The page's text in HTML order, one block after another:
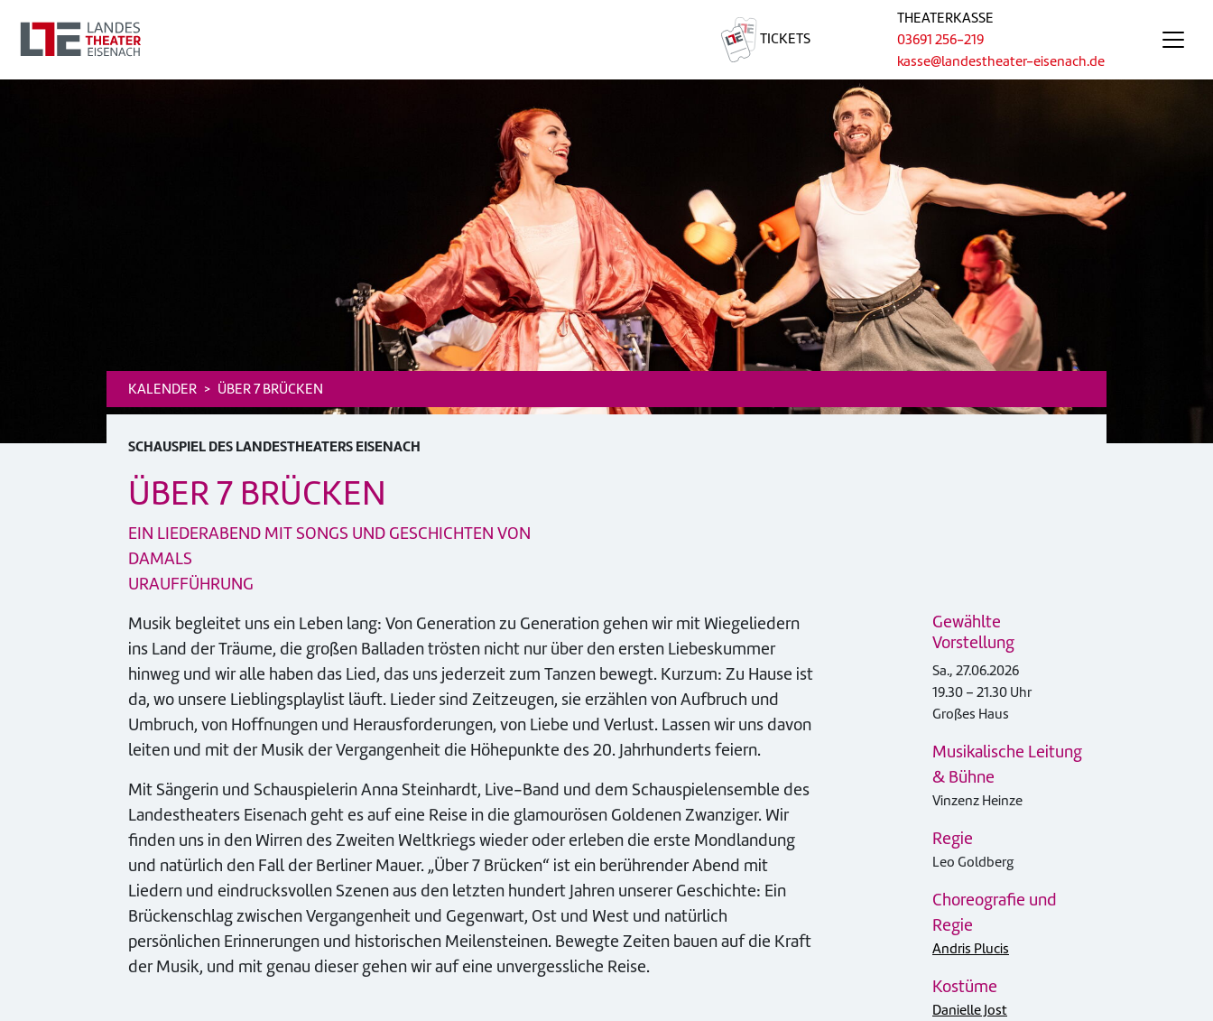
TICKETS
THEATERKASSE
03691 256-219
kasse@landestheater-eisenach.de
KALENDER ÜBER 7 BRÜCKEN
SCHAUSPIEL DES LANDESTHEATERS EISENACH
ÜBER 7 BRÜCKEN
EIN LIEDERABEND MIT SONGS UND GESCHICHTEN VON
DAMALS
URAUFFÜHRUNG
Musik begleitet uns ein Leben lang: Von Generation zu Generation gehen wir mit Wiegeliedern
ins Land der Träume, die großen Balladen trösten nicht nur über den ersten Liebeskummer
hinweg und wir alle haben das Lied, das uns jederzeit zum Tanzen bewegt. Kurzum: Zu Hause ist
da, wo unsere Lieblingsplaylist läuft. Lieder sind Zeitzeugen, sie erzählen von Aufbruch und
Umbruch, von Hoffnungen und Herausforderungen, von Liebe und Verlust. Lassen wir uns davon
leiten und mit der Musik der Vergangenheit die Höhepunkte des 20. Jahrhunderts feiern.
Mit Sängerin und Schauspielerin Anna Steinhardt, Live-Band und dem Schauspielensemble des
Landestheaters Eisenach geht es auf eine Reise in die glamourösen Goldenen Zwanziger. Wir
finden uns in den Wirren des Zweiten Weltkriegs wieder oder erleben die erste Mondlandung
und natürlich den Fall der Berliner Mauer. „Über 7 Brücken“ ist ein berührender Abend mit
Liedern und eindrucksvollen Szenen aus den letzten hundert Jahren unserer Geschichte: Ein
Brückenschlag zwischen Vergangenheit und Gegenwart, Ost und West und natürlich
persönlichen Erinnerungen und historischen Meilensteinen. Bewegte Zeiten bauen auf die Kraft
der Musik, und mit genau dieser gehen wir auf eine unvergessliche Reise.
Gewählte
Vorstellung
Sa., 27.06.2026
19.30 – 21.30 Uhr
Großes Haus
Musikalische Leitung
& Bühne
Vinzenz Heinze
Regie
Leo Goldberg
Choreografie und
Regie
Andris Plucis
Kostüme
Danielle Jost